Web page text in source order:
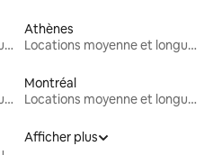
Locations moyenne et longue durée
Athènes
Locations moyenne et longue durée
Locations moyenne et longue durée
Montréal
Locations moyenne et longue durée
Afficher plus